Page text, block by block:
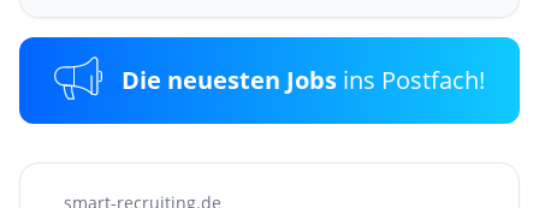
Die neuesten Jobs ins Postfach!
smart-recruiting.de